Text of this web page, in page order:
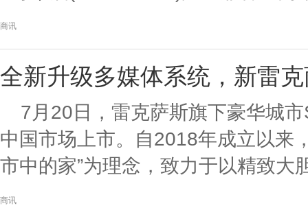
商讯
全新升级多媒体系统，新雷
7月20日，雷克萨斯旗下豪华城
中国市场上市。自2018年成立以来
市中的家”为理念，致力于以精致大
商讯